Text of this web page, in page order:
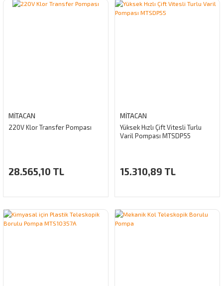
MİTACAN
220V Klor Transfer Pompası
28.565,10 TL
MİTACAN
Yüksek Hızlı Çift Vitesli Turlu
Varil Pompası MTSDP55
15.310,89 TL